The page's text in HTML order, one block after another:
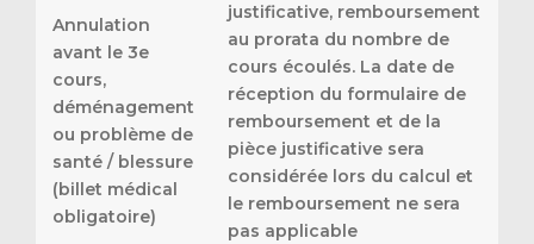
Annulation
avant le 3e
cours,
déménagement
ou problème de
santé / blessure
(billet médical
obligatoire)
justificative, remboursement
au prorata du nombre de
cours écoulés. La date de
réception du formulaire de
remboursement et de la
pièce justificative sera
considérée lors du calcul et
le remboursement ne sera
pas applicable